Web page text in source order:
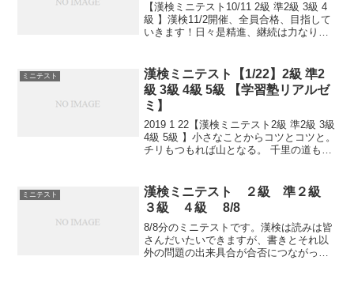
【漢検ミニテスト10/11 2級 準2級 3級 4
級 】漢検11/2開催、全員合格、目指して
いきます！日々是精進、継続は力なり！
ミニテスト
漢検ミニテスト【1/22】2級 準2
級 3級 4級 5級 【学習塾リアルゼ
ミ】
2019 1 22【漢検ミニテスト2級 準2級 3級
4級 5級 】小さなことからコツとコツと。
チリもつもれば山となる。 千里の道も一
熟語問題などの出来具合が合...
ミニテスト
漢検ミニテスト ２級 準２級
３級 ４級 8/8
8/8分のミニテストです。漢検は読みは皆
さんだいたいできますが、書きとそれ以
外の問題の出来具合が合否につながって